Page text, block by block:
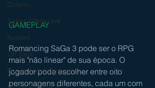
Dotemu
Saber Interactive
Konami
Off Topic
Focus Entertainment
GAMEPLAY
Romancing SaGa 3 pode ser o RPG
mais "não linear" de sua época. O
jogador pode escolher entre oito
personagens diferentes, cada um com